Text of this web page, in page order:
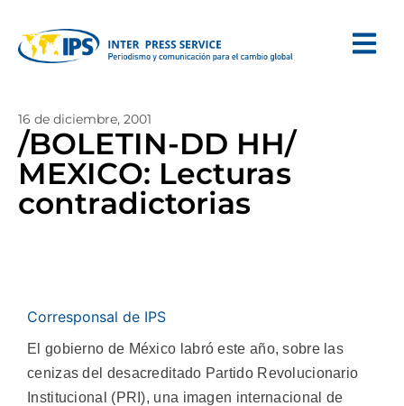
16 de diciembre, 2001
/BOLETIN-DD HH/
MEXICO: Lecturas
contradictorias
Corresponsal de IPS
El gobierno de México labró este año, sobre las
cenizas del desacreditado Partido Revolucionario
Institucional (PRI), una imagen internacional de